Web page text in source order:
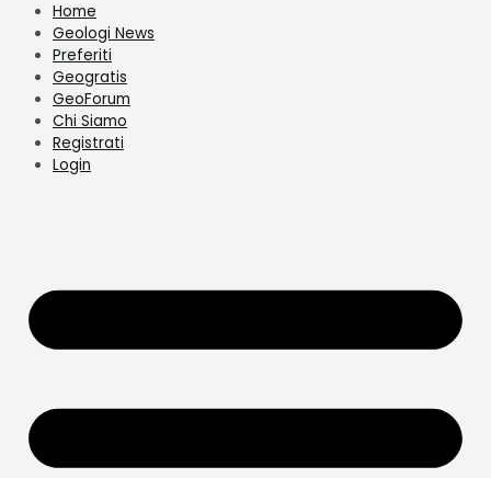
Home
Geologi News
Preferiti
Geogratis
GeoForum
Chi Siamo
Registrati
Login